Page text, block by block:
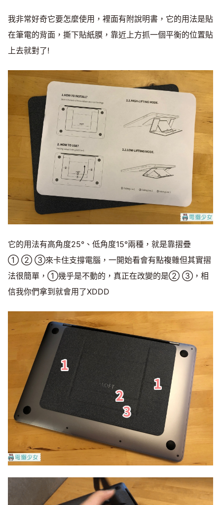
我非常好奇它要怎麼使用，裡面有附說明書，它的用法是貼
在筆電的背面，撕下貼紙膜，靠近上方抓一個平衡的位置貼
上去就對了!
它的用法有高角度25°、低角度15°兩種，就是靠摺疊
➀ ➁ ➂來卡住支撐電腦，一開始看會有點複雜但其實摺
法很簡單，➀幾乎是不動的，真正在改變的是➁ ➂，相
信我你們拿到就會用了XDDD